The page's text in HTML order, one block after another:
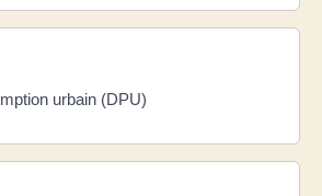
urbain (DPU)